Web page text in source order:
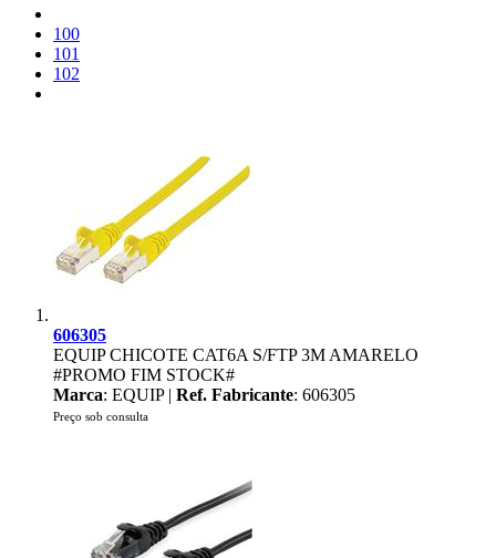
100
101
102
606305
EQUIP CHICOTE CAT6A S/FTP 3M AMARELO
#PROMO FIM STOCK#
Marca: EQUIP | Ref. Fabricante: 606305
Preço sob consulta